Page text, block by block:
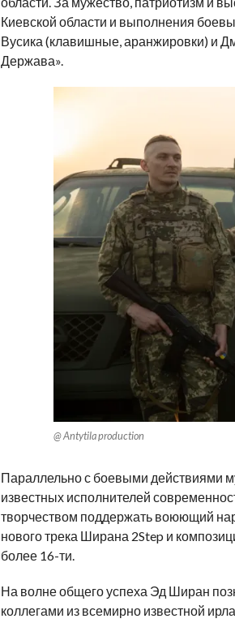
Киевской области и выполнения
Вусика (клавишные, аранжировки) и
Держава».
@ Antytila production
Параллельно с боевыми действиями
известных исполнителей
творчеством поддержать воюющий
нового трека Ширана 2Step и
более 16-ти.
На волне общего успеха Эд Ширан
коллегами из всемирно известной